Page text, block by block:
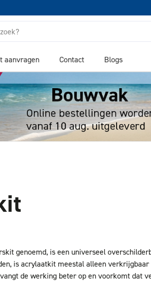
aanvragen Contact Blogs
genoemd, is een universeel
is acrylaatkit meestal alleen
de werking beter op en voorkomt dat